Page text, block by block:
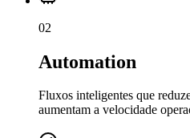
02
Automation
Fluxos inteligentes que
aumentam a velocidade